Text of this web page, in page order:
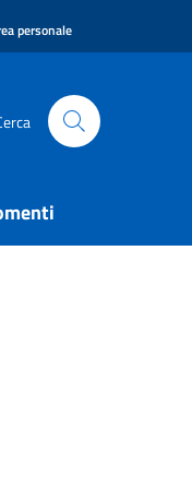
personale